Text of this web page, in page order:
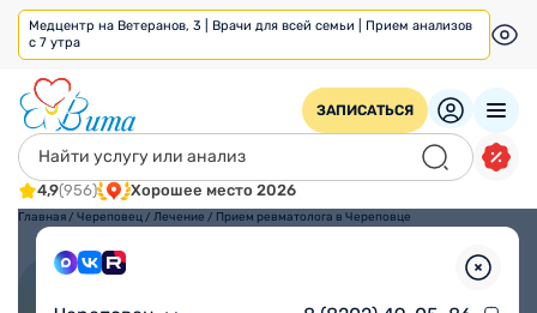
Медцентр на Ветеранов, 3 | Врачи для всей семьи | Прием анализов
с 7 утра
ЗАПИСАТЬСЯ
4,9(956) Хорошее место 2026
Главная / Череповец / Лечение / Прием ревматолога в Череповце